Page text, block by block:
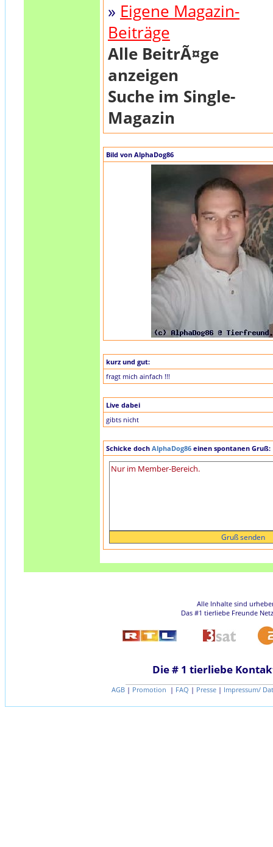
» Eigene Magazin-
Beiträge
Alle BeitrÃ¤ge
anzeigen
Suche im Single-
Magazin
Bild von AlphaDog86
kurz und gut:
fragt mich ainfach !!!
Live dabei
gibts nicht
Schicke doch AlphaDog86 einen spontanen Gruß:
Alle Inhalte sind
Das #1 tierliebe Freunde
Die # 1 tierliebe
AGB | Promotion | FAQ | Presse | Impressum/